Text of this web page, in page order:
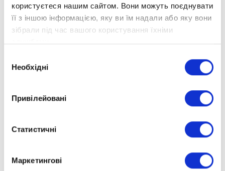
користуєтеся нашим сайтом. Вони можуть поєднувати
її з іншою інформацією, яку ви їм надали або яку вони
зібрали під час вашого користування їхніми
службами.
згоди
Необхідні
Привілейовані
Статистичні
Маркетингові